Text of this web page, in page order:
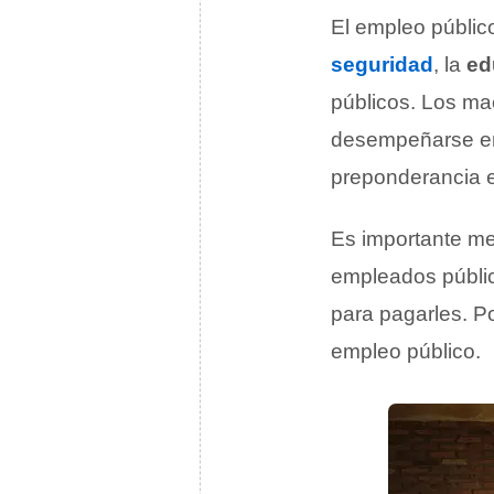
El empleo
seguridad , la
públicos. Los
desempeñarse
preponderancia
Es importante
empleados
para pagarles.
empleo público.